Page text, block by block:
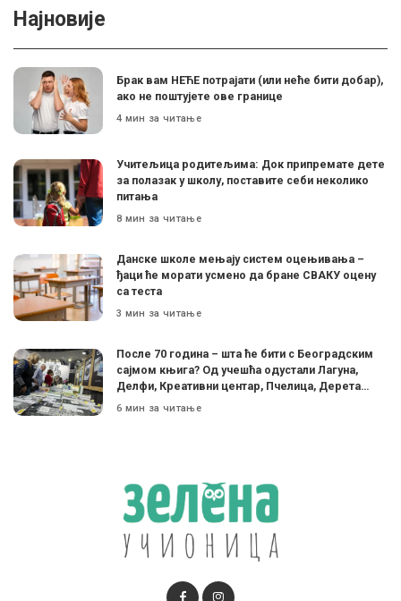
Најновије
Брак вам НЕЋЕ потрајати (или неће бити добар),
ако не поштујете ове границе
4 мин за читање
Учитељица родитељима: Док припремате дете
за полазак у школу, поставите себи неколико
питања
8 мин за читање
Данске школе мењају систем оцењивања –
ђаци ће морати усмено да бране СВАКУ оцену
са теста
3 мин за читање
После 70 година – шта ће бити с Београдским
сајмом књига? Од учешћа одустали Лагуна,
Делфи, Креативни центар, Пчелица, Дерета…
6 мин за читање